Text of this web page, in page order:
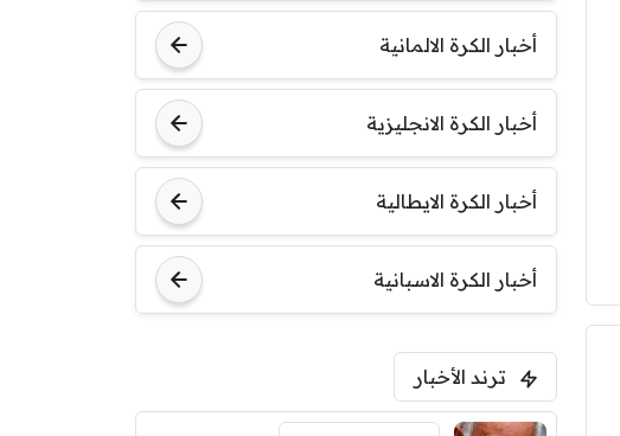
مباراة ودية
نوتنغهام
فورست
اودينيزي
8:00 م
برشلونة
أخبار الكرة الالمانية
أخبار الكرة الانجليزية
أخبار الكرة الايطالية
أخبار الكرة الاسبانية
ترند الأخبار